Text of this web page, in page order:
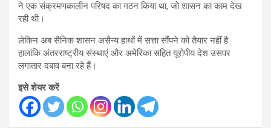
ने एक संक्रमणकालीन परिषद का गठन किया था, जो शासन का काम देख
रही थी।
लेकिन अब सैनिक शासन असैन्य हाथों में सत्ता सौंपने को तैयार नहीं है.
हालांकि अंतरराष्ट्रीय संस्थाएं और अमेरिका सहित यूरोपीय देश उसपर
लगातार दबाव बना रहे हैं।
इसे शेयर करें